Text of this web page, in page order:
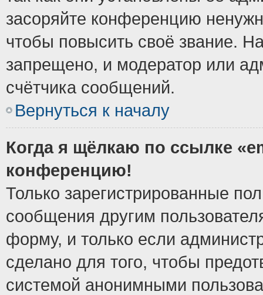
засоряйте конференцию
чтобы повысить своё звание.
запрещено, и модератор или
счётчика сообщений.
Вернуться к началу
Когда я щёлкаю по ссылке
конференцию!
Только зарегистрированные
сообщения другим
форму, и только если
сделано для того, чтобы
системой анонимными